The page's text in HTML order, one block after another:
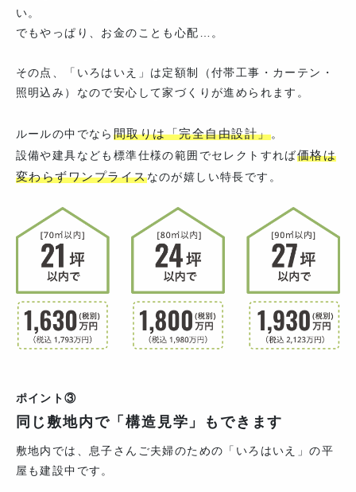
い。
でもやっぱり、お金のことも心配…。
その点、「いろはいえ」は定額制（付帯工事・カーテン・
照明込み）なので安心して家づくりが進められます。
ルールの中でなら 間取りは「完全自由設計」。
設備や建具なども標準仕様の範囲でセレクトすれば価格は
変わらずワンプライスなのが嬉しい特長です。
ポイント③
同じ敷地内で「構造見学」もできます
敷地内では、息子さんご夫婦のための「いろはいえ」の平
屋も建設中です。